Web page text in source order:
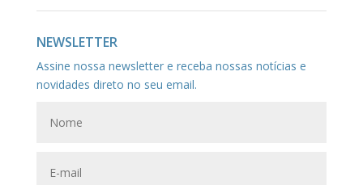
NEWSLETTER
Assine nossa newsletter e receba nossas notícias e
novidades direto no seu email.